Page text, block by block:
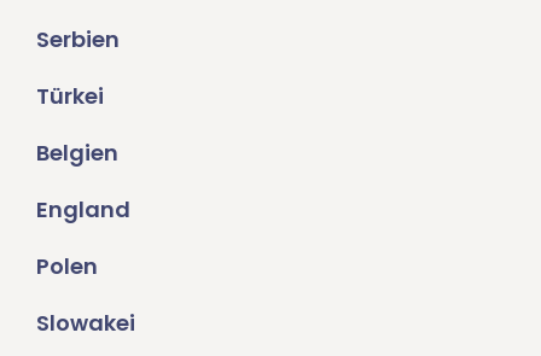
Serbien
Türkei
Belgien
England
Polen
Slowakei